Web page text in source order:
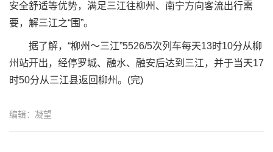
安全舒适等优势，满足三江往柳州、南宁方向客流出行需
要，解三江之“围”。
据了解，“柳州～三江”5526/5次列车每天13时10分从柳
州站开出，经停罗城、融水、融安后达到三江，并于当天17
时50分从三江县返回柳州。(完)
编辑：凝望